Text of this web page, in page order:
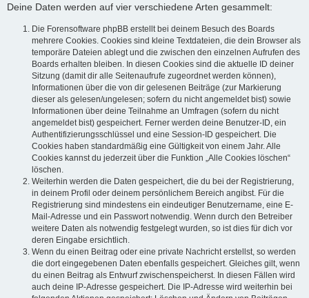
Deine Daten werden auf vier verschiedene Arten gesammelt:
Die Forensoftware phpBB erstellt bei deinem Besuch des Boards
mehrere Cookies. Cookies sind kleine Textdateien, die dein Browser als
temporäre Dateien ablegt und die zwischen den einzelnen Aufrufen des
Boards erhalten bleiben. In diesen Cookies sind die aktuelle ID deiner
Sitzung (damit dir alle Seitenaufrufe zugeordnet werden können),
Informationen über die von dir gelesenen Beiträge (zur Markierung
dieser als gelesen/ungelesen; sofern du nicht angemeldet bist) sowie
Informationen über deine Teilnahme an Umfragen (sofern du nicht
angemeldet bist) gespeichert. Ferner werden deine Benutzer-ID, ein
Authentifizierungsschlüssel und eine Session-ID gespeichert. Die
Cookies haben standardmäßig eine Gültigkeit von einem Jahr. Alle
Cookies kannst du jederzeit über die Funktion „Alle Cookies löschen“
löschen.
Weiterhin werden die Daten gespeichert, die du bei der Registrierung,
in deinem Profil oder deinem persönlichem Bereich angibst. Für die
Registrierung sind mindestens ein eindeutiger Benutzername, eine E-
Mail-Adresse und ein Passwort notwendig. Wenn durch den Betreiber
weitere Daten als notwendig festgelegt wurden, so ist dies für dich vor
deren Eingabe ersichtlich.
Wenn du einen Beitrag oder eine private Nachricht erstellst, so werden
die dort eingegebenen Daten ebenfalls gespeichert. Gleiches gilt, wenn
du einen Beitrag als Entwurf zwischenspeicherst. In diesen Fällen wird
auch deine IP-Adresse gespeichert. Die IP-Adresse wird weiterhin bei